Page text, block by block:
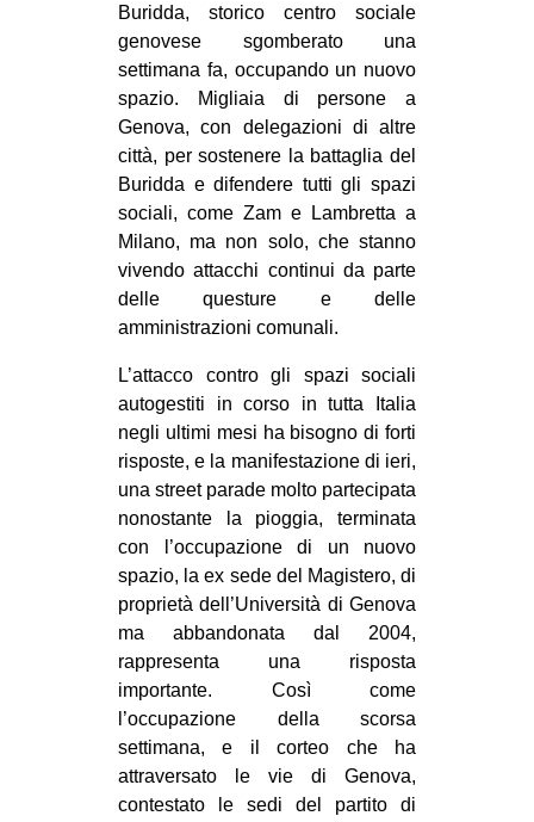
DIRITTO ALL’ABITARE
GENERI
MIGRAZIONI
PRECARIATO
REPRESSIONE
STUDENTI
CULTURE
ARTE
MANIFESTI
MUSICA
RECENSIONI
INTERNAZIONALE
AFRICA
AMERICHE
ESTREMO ORIENTE
MEDIO ORIENTE
MONDO
EVENTI
Buridda, storico centro sociale
genovese sgomberato una
settimana fa, occupando un nuovo
spazio. Migliaia di persone a
Genova, con delegazioni di altre
città, per sostenere la battaglia del
Buridda e difendere tutti gli spazi
sociali, come Zam e Lambretta a
Milano, ma non solo, che stanno
vivendo attacchi continui da parte
delle questure e delle
amministrazioni comunali.
L’attacco contro gli spazi sociali
autogestiti in corso in tutta Italia
negli ultimi mesi ha bisogno di forti
risposte, e la manifestazione di ieri,
una street parade molto partecipata
nonostante la pioggia, terminata
con l’occupazione di un nuovo
spazio, la ex sede del Magistero, di
proprietà dell’Università di Genova
ma abbandonata dal 2004,
rappresenta una risposta
importante. Così come
l’occupazione della scorsa
settimana, e il corteo che ha
attraversato le vie di Genova,
contestato le sedi del partito di